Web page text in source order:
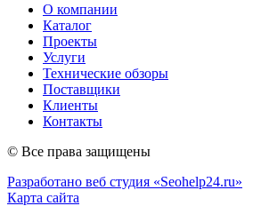
О компании
Каталог
Проекты
Услуги
Технические обзоры
Поставщики
Клиенты
Контакты
© Все права защищены
Разработано веб студия «Seohelp24.ru»
Карта сайта